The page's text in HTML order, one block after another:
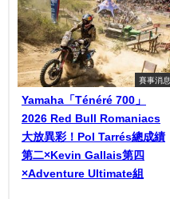
賽事消息
Yamaha「Ténéré 700」
2026 Red Bull Romaniacs
大放異彩！Pol Tarrés總成績
第二×Kevin Gallais第四
×Adventure Ultimate組